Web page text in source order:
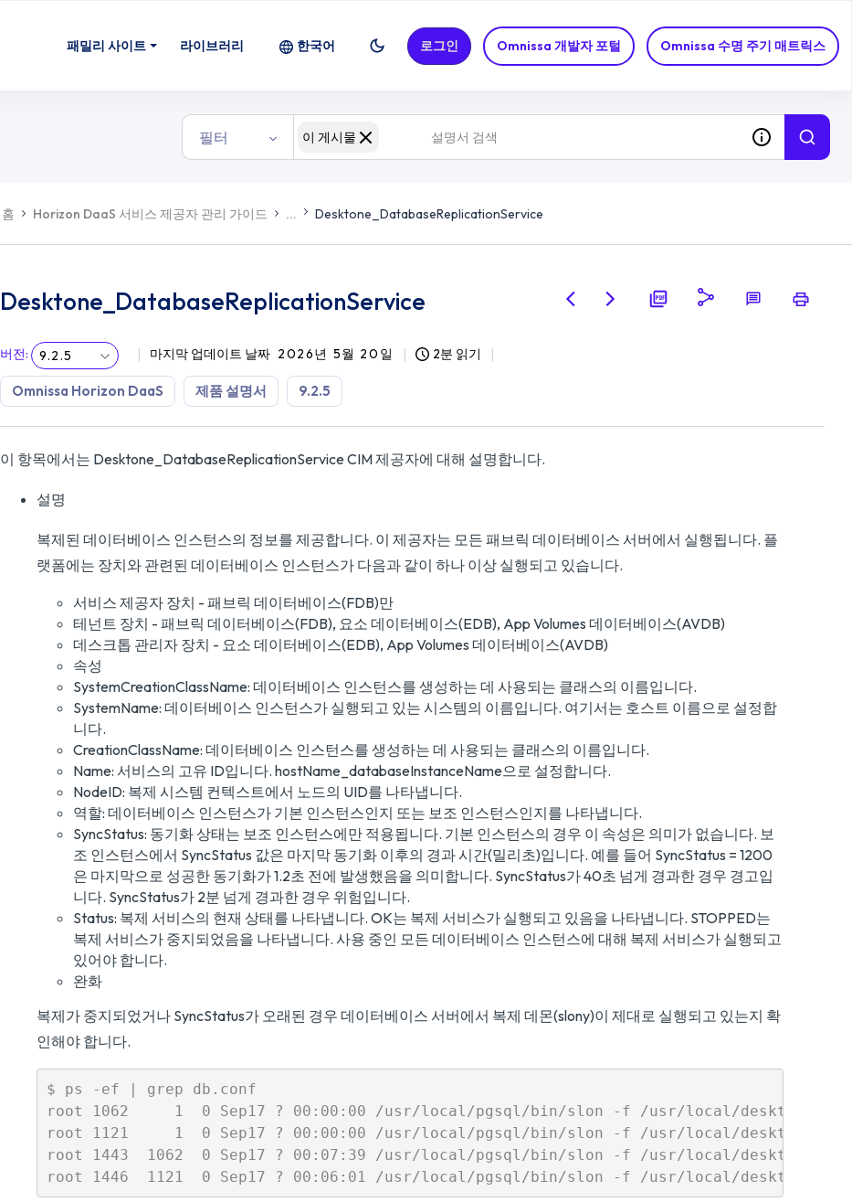
패밀리 사이트 라이브러리 Omnissa 개발자 포털 Omnissa 수명 주기 매트릭스
한국어 로그인
필터 이 게시물
홈 Horizon DaaS 서비스 제공자 관리 가이드 ... Desktone_DatabaseReplicationService
Desktone_DatabaseReplicationService
버전: 9.2.5 마지막 업데이트 날짜 2026년 5월 20일 2분 읽기
Omnissa Horizon DaaS 제품 설명서 9.2.5
이 항목에서는 Desktone_DatabaseReplicationService CIM 제공자에 대해 설명합니다.
설명
복제된 데이터베이스 인스턴스의 정보를 제공합니다. 이 제공자는 모든 패브릭 데이터베이스 서버에서 실행됩니다. 플
랫폼에는 장치와 관련된 데이터베이스 인스턴스가 다음과 같이 하나 이상 실행되고 있습니다.
서비스 제공자 장치 - 패브릭 데이터베이스(FDB)만
테넌트 장치 - 패브릭 데이터베이스(FDB), 요소 데이터베이스(EDB), App Volumes 데이터베이스(AVDB)
데스크톱 관리자 장치 - 요소 데이터베이스(EDB), App Volumes 데이터베이스(AVDB)
속성
SystemCreationClassName: 데이터베이스 인스턴스를 생성하는 데 사용되는 클래스의 이름입니다.
SystemName: 데이터베이스 인스턴스가 실행되고 있는 시스템의 이름입니다. 여기서는 호스트 이름으로 설정합
니다.
CreationClassName: 데이터베이스 인스턴스를 생성하는 데 사용되는 클래스의 이름입니다.
Name: 서비스의 고유 ID입니다. hostName_databaseInstanceName으로 설정합니다.
NodeID: 복제 시스템 컨텍스트에서 노드의 UID를 나타냅니다.
역할: 데이터베이스 인스턴스가 기본 인스턴스인지 또는 보조 인스턴스인지를 나타냅니다.
SyncStatus: 동기화 상태는 보조 인스턴스에만 적용됩니다. 기본 인스턴스의 경우 이 속성은 의미가 없습니다. 보
조 인스턴스에서 SyncStatus 값은 마지막 동기화 이후의 경과 시간(밀리초)입니다. 예를 들어 SyncStatus = 1200
은 마지막으로 성공한 동기화가 1.2초 전에 발생했음을 의미합니다. SyncStatus가 40초 넘게 경과한 경우 경고입
니다. SyncStatus가 2분 넘게 경과한 경우 위험입니다.
Status: 복제 서비스의 현재 상태를 나타냅니다. OK는 복제 서비스가 실행되고 있음을 나타냅니다. STOPPED는
복제 서비스가 중지되었음을 나타냅니다. 사용 중인 모든 데이터베이스 인스턴스에 대해 복제 서비스가 실행되고
있어야 합니다.
완화
복제가 중지되었거나 SyncStatus가 오래된 경우 데이터베이스 서버에서 복제 데몬(slony)이 제대로 실행되고 있는지 확
인해야 합니다.
$ ps -ef | grep db.conf
root 1062     1  0 Sep17 ? 00:00:00 /usr/local/pgsql/bin/slon -f /usr/local/desktone/
root 1121     1  0 Sep17 ? 00:00:00 /usr/local/pgsql/bin/slon -f /usr/local/desktone/
root 1443  1062  0 Sep17 ? 00:07:39 /usr/local/pgsql/bin/slon -f /usr/local/desktone/